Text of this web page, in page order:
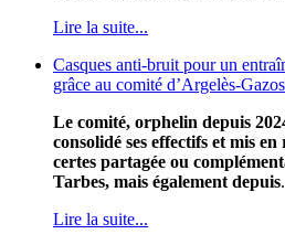
Lire la suite...
Casques anti-bruit pour un
grâce au comité d’Argelès-
Le comité, orphelin depuis
consolidé ses effectifs et mis
certes partagée ou
Tarbes, mais également depuis
Lire la suite...